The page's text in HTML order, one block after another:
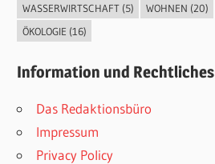
WASSERWIRTSCHAFT(5) WOHNEN (20)
ÖKOLOGIE (16)
Information und Rechtliches
Das Redaktionsbüro
Impressum
Privacy Policy